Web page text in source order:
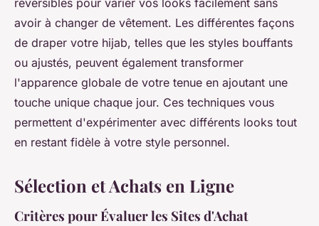
réversibles pour varier vos looks facilement sans
avoir à changer de vêtement. Les différentes façons
de draper votre hijab, telles que les styles bouffants
ou ajustés, peuvent également transformer
l'apparence globale de votre tenue en ajoutant une
touche unique chaque jour. Ces techniques vous
permettent d'expérimenter avec différents looks tout
en restant fidèle à votre style personnel.
Sélection et Achats en Ligne
Critères pour Évaluer les Sites d'Achat